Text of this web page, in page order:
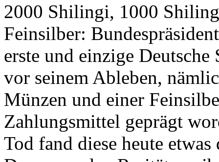
2000 Shilingi, 1000
Feinsilber:
erste und einzige Deutsche
vor seinem Ableben,
Münzen und einer
Zahlungsmittel geprägt
Tod fand diese heute